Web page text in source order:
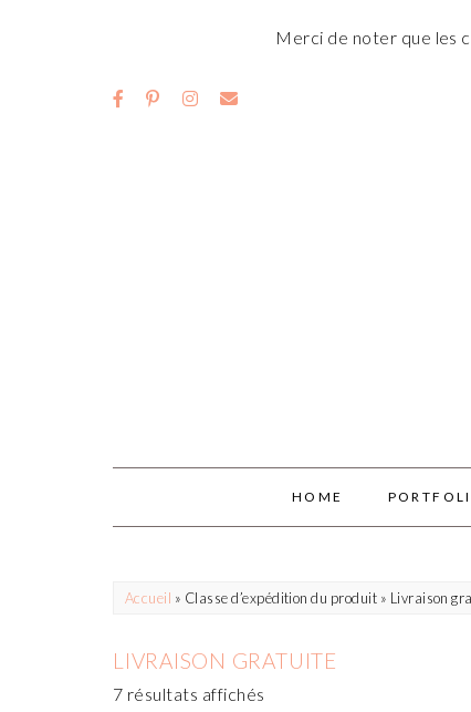
Merci de noter que les
HOME
Accueil » Classe d’expédition du produit » Livraison
LIVRAISON GRATUITE
7 résultats affichés